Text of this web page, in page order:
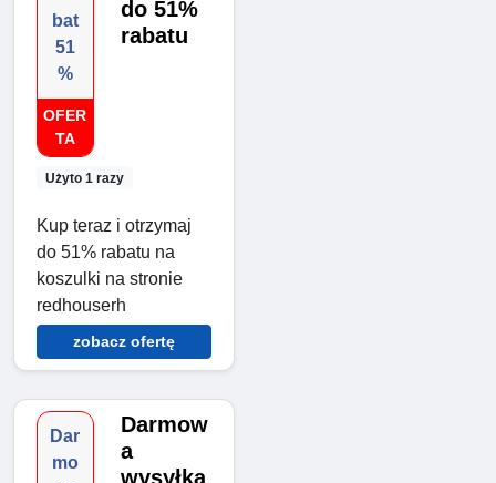
bat
51
%
OFER
TA
Użyto 1 razy
do 51%
rabatu
Kup teraz i otrzymaj
do 51% rabatu na
koszulki na stronie
redhouserh
zobacz ofertę
Dar
mo
Darmow
a
wysyłka